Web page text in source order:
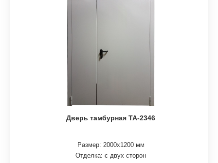
Дверь тамбурная ТА-2346
Размер: 2000х1200 мм
Отделка: с двух сторон